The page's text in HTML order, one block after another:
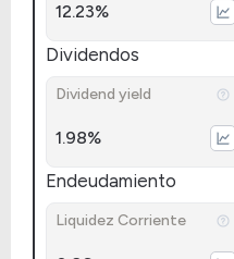
12.23%
Dividendos
Dividend yield
1.98%
Endeudamiento
Liquidez Corriente